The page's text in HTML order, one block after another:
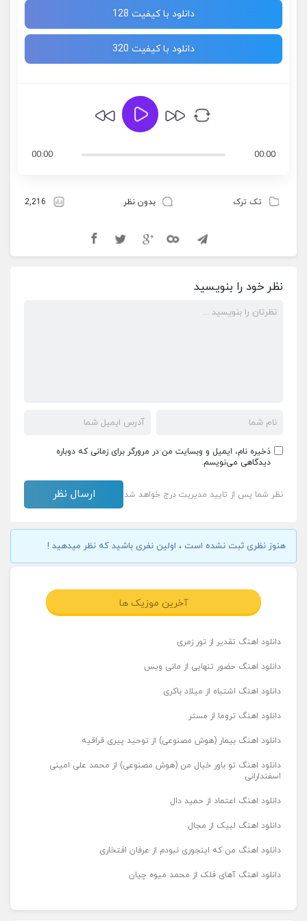
دانلود با کیفیت 128
دانلود با کیفیت 320
00:00
00:00
تک ترک بدون نظر 2,216
نظر خود را بنویسید
ذخیره نام، ایمیل و وبسایت من در مرورگر برای زمانی که دوباره
دیدگاهی می‌نویسم.
نظر شما پس از تایید مدیریت درج خواهد شد
هنوز نظری ثبت نشده است ، اولین نفری باشید که نظر میدهید !
آخرین موزیک ها
دانلود اهنگ تقدیر از تور زمری
دانلود اهنگ حضور تنهایی از مانی ویس
دانلود اهنگ اشتباه از میلاد باکری
دانلود اهنگ تروما از مستر
دانلود اهنگ بیمار (هوش مصنوعی) از توحید پیری قراقیه
دانلود اهنگ تو باور خیال من (هوش مصنوعی) از محمد علی امینی
اسفندارانی
دانلود اهنگ اعتماد از حمید دال
دانلود اهنگ لبیک از مجال
دانلود اهنگ من که اینجوری نبودم از عرفان افتخاری
دانلود اهنگ آهای فلک از محمد میوه چیان